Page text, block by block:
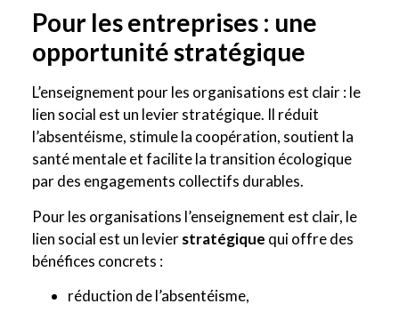
Pour les entreprises : une
opportunité stratégique
L’enseignement pour les organisations est clair : le
lien social est un levier stratégique. Il réduit
l’absentéisme, stimule la coopération, soutient la
santé mentale et facilite la transition écologique
par des engagements collectifs durables.
Pour les organisations l’enseignement est clair, le
lien social est un levierstratégique qui offre des
bénéfices concrets :
réduction de l’absentéisme,